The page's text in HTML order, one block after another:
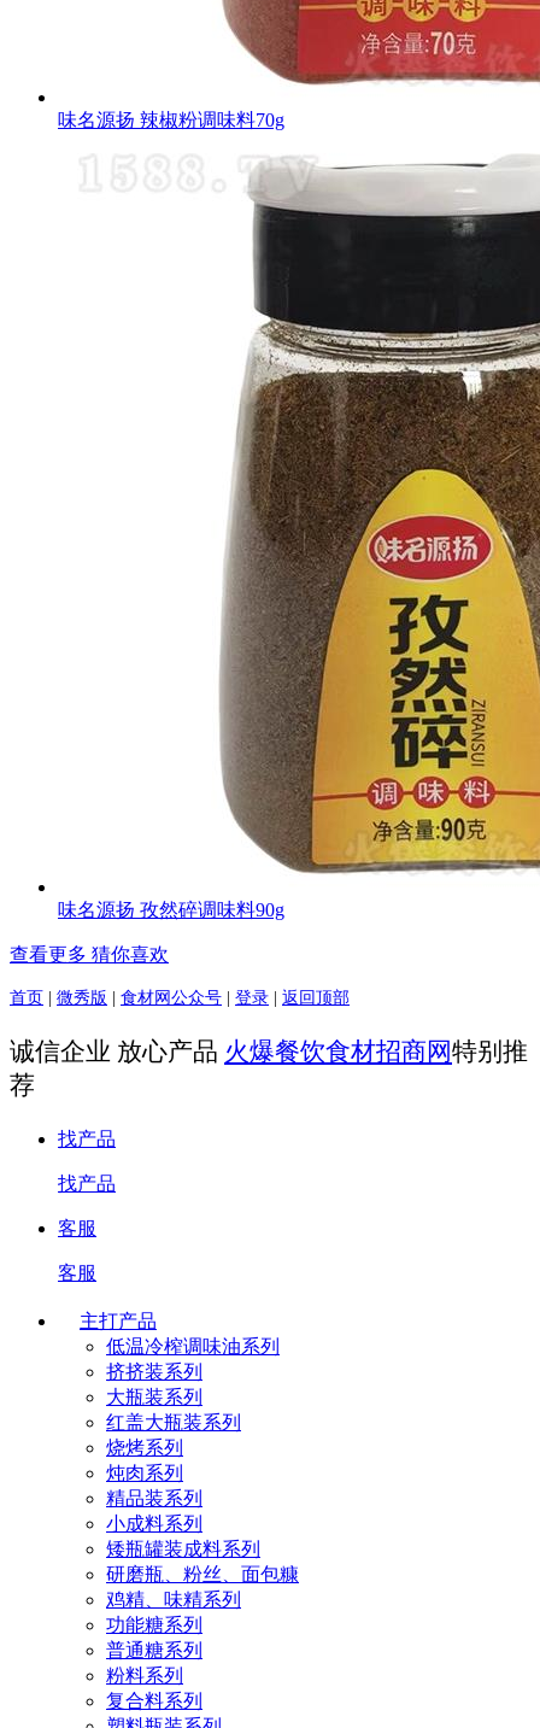
味名源扬 辣椒粉调味料70g
味名源扬 孜然碎调味料90g
查看更多 猜你喜欢
首页 微秀版 食材网公众号 登录 返回顶部
诚信企业 放心产品 火爆餐饮食材招商网特别推
荐
找产品
找产品
客服
客服
主打产品
低温冷榨调味油系列
挤挤装系列
大瓶装系列
红盖大瓶装系列
烧烤系列
炖肉系列
精品装系列
小成料系列
矮瓶罐装成料系列
研磨瓶、粉丝、面包糠
鸡精、味精系列
功能糖系列
普通糖系列
粉料系列
复合料系列